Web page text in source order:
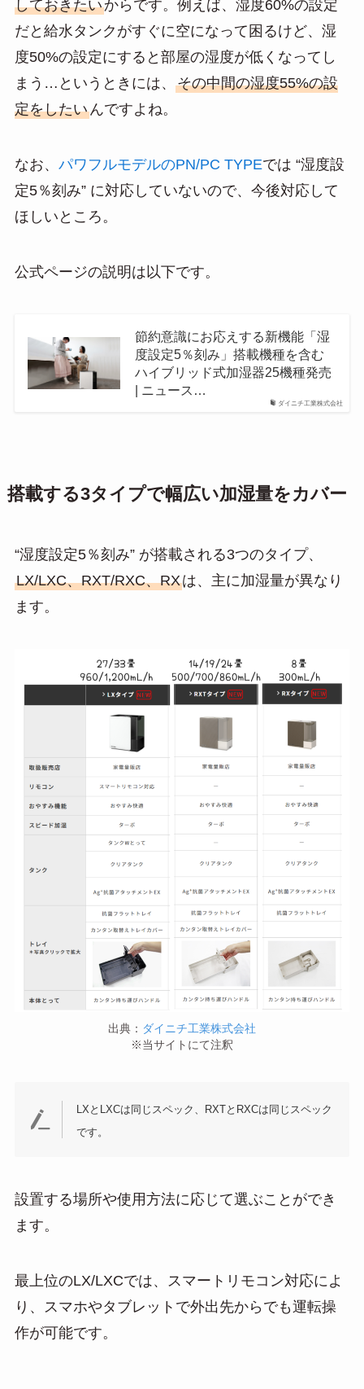
しておきたいからです。例えば、湿度60%の設定
だと給水タンクがすぐに空になって困るけど、湿
度50%の設定にすると部屋の湿度が低くなってし
まう…というときには、 その中間の湿度55%の設
定をしたいんですよね。
なお、 パワフルモデルのPN/PC TYPEでは “湿度設
定5％刻み” に対応していないので、今後対応して
ほしいところ。
公式ページの説明は以下です。
ダイニチ工業株式会社
節約意識にお応えする新機能「湿
度設定5％刻み」搭載機種を含む
ハイブリッド式加湿器25機種発売
| ニュース…
搭載する3タイプで幅広い加湿量をカバー
“湿度設定5％刻み” が搭載される3つのタイプ、
LX/LXC、RXT/RXC、RXは、主に加湿量が異なり
ます。
出典： ダイニチ工業株式会社
※当サイトにて注釈
LXとLXCは同じスペック、RXTとRXCは同じスペック
です。
設置する場所や使用方法に応じて選ぶことができ
ます。
最上位のLX/LXCでは、スマートリモコン対応によ
り、スマホやタブレットで外出先からでも運転操
作が可能です。